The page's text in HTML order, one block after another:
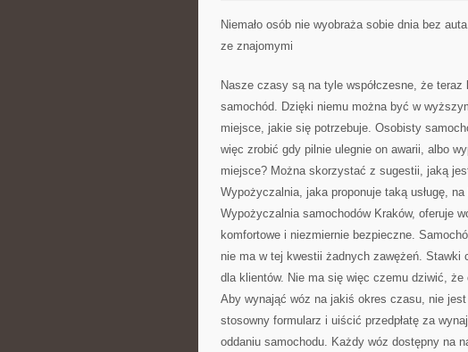
Niemało osób nie wyobraża sobie dnia bez
ze znajomymi
Nasze czasy są na tyle współczesne, że
samochód. Dzięki niemu można być w
miejsce, jakie się potrzebuje. Osobisty
więc zrobić gdy pilnie ulegnie on awarii, albo
miejsce? Można skorzystać z sugestii, jaką
Wypożyczalnia, jaka proponuje taką usługę,
Wypożyczalnia samochodów Kraków, oferuje
komfortowe i niezmiernie bezpieczne.
nie ma w tej kwestii żadnych zawężeń.
dla klientów. Nie ma się więc czemu dziwić,
Aby wynająć wóz na jakiś okres czasu, nie
stosowny formularz i uiścić przedpłatę za
oddaniu samochodu. Każdy wóz dostępny na